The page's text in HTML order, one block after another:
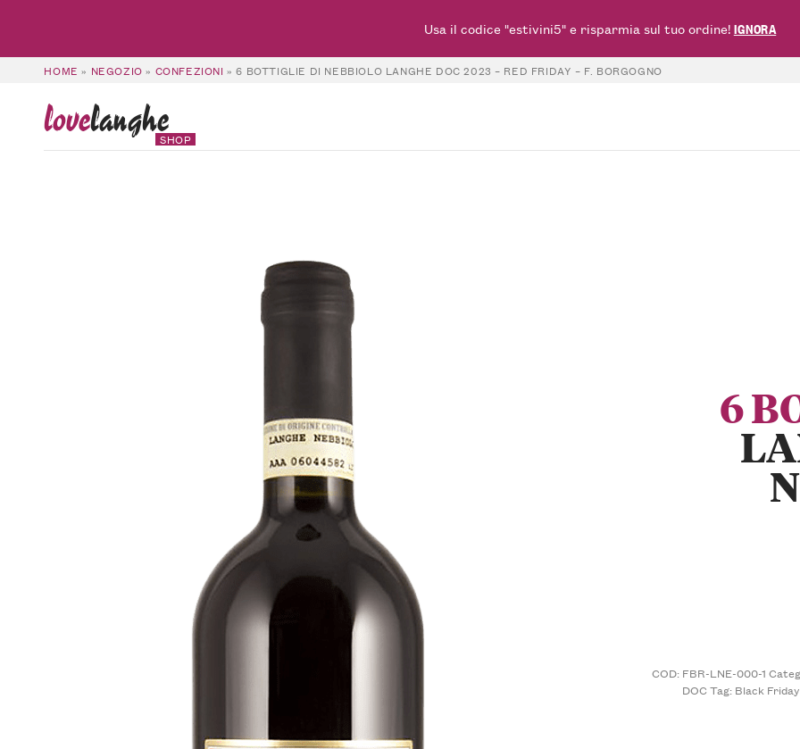
HOME » NEGOZIO » CONFEZIONI »6 BOTTIGLIE DI NEBBIOLO LANGHE DOC 2023 – RED FRIDAY – F. BORGOGNO
lovelanghe
SHOP
6
COD: FBR-LNE-000-1
DOC Tag: Black
Usa il codice "estivini5" e risparmia sul tuo ordine!IGNORA